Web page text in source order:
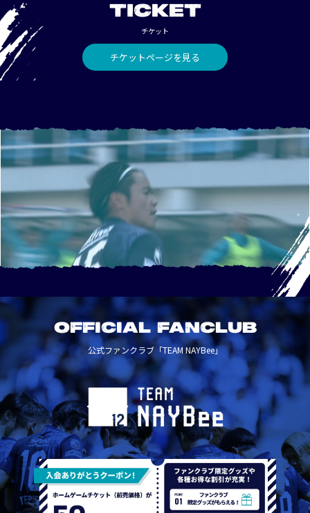
TICKET
チケット
チケットページを見る
OFFICIAL FANCLUB
公式ファンクラブ「TEAM NAYBee」